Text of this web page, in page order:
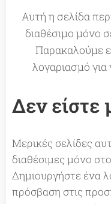
Αυτή η σελίδα
διαθέσιμο μόνο
Παρακαλούμε
λογαριασμό
Δεν είστε
Μερικές σελίδες
διαθέσιμες μόνο
Δημιουργήστε ένα
πρόσβαση στις